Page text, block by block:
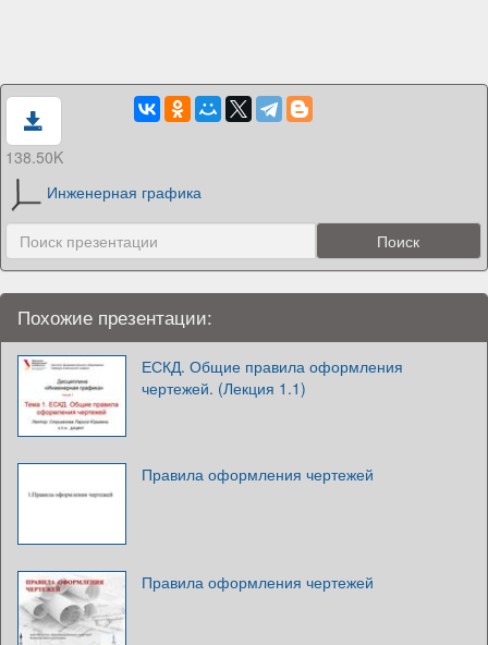
138.50K
Инженерная графика
Похожие презентации:
ЕСКД. Общие правила оформления
чертежей. (Лекция 1.1)
Правила оформления чертежей
Правила оформления чертежей